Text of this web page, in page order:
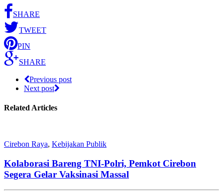
SHARE
TWEET
PIN
SHARE
Previous post
Next post
Related Articles
Cirebon Raya, Kebijakan Publik
Kolaborasi Bareng TNI-Polri, Pemkot Cirebon
Segera Gelar Vaksinasi Massal